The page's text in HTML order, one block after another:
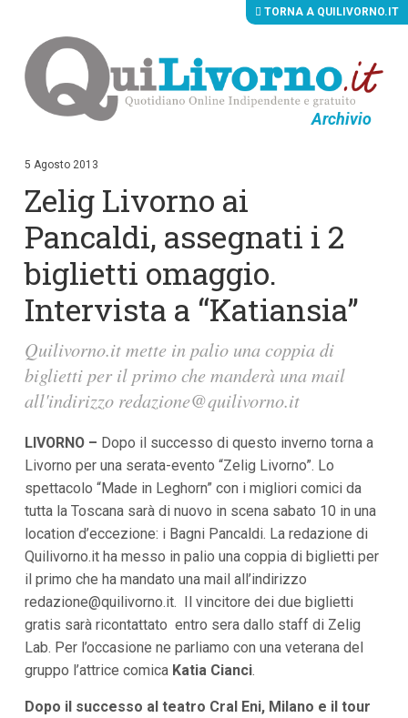
Archivio
i
i
c
t
e
n
u
p
r
i
c
p
l
i
a
i
l
M
n
ù
P
r
i
c
TORNA A QUILIVORNO.IT
5 Agosto 2013
Zelig Livorno ai
Pancaldi, assegnati i 2
biglietti omaggio.
Intervista a “Katiansia”
Quilivorno.it mette in palio una coppia di
biglietti per il primo che manderà una mail
all'indirizzo redazione@quilivorno.it
LIVORNO – Dopo il successo di questo inverno torna a
Livorno per una serata-evento “Zelig Livorno”. Lo
spettacolo “Made in Leghorn” con i migliori comici da
tutta la Toscana sarà di nuovo in scena sabato 10 in una
location d’eccezione: i Bagni Pancaldi. La redazione di
Quilivorno.it ha messo in palio una coppia di biglietti per
il primo che ha mandato una mail all’indirizzo
redazione@quilivorno.it. Il vincitore dei due biglietti
gratis sarà ricontattato entro sera dallo staff di Zelig
Lab. Per l’occasione ne parliamo con una veterana del
gruppo l’attrice comica Katia Cianci.
Dopo il successo al teatro Cral Eni, Milano e il tour